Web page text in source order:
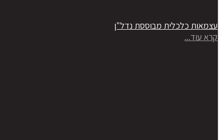
עצמאות כלכלית מבוססת נדל"ן
קרא עוד...